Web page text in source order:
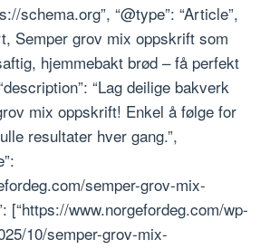
schema.org”, “@type”: “Article”,
Semper grov mix oppskrift som
hjemmebakt brød – få perfekt
“Lag deilige bakverk
mix oppskrift! Enkel å følge for
resultater hver gang.”,
semper-grov-mix-
[“https://www.norgefordeg.com/wp-
10/semper-grov-mix-